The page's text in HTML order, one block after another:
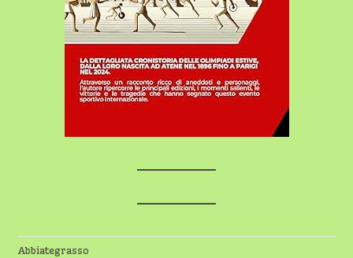
Abbiategrasso